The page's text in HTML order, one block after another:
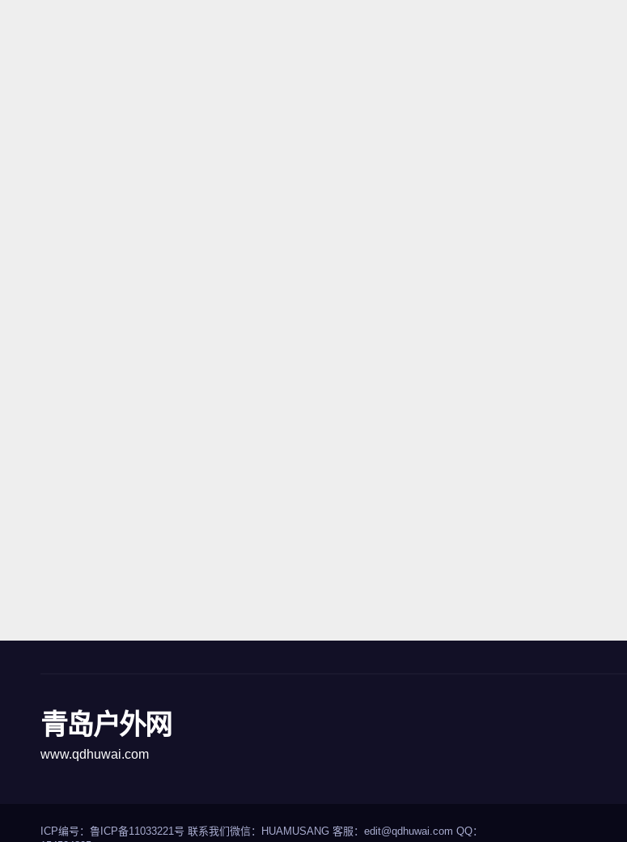
青岛户外网
www.qdhuwai.com
ICP编号： 鲁ICP备11033221号 联系我们微信：HUAMUSANG 客服：edit@qdhuwai.com QQ：